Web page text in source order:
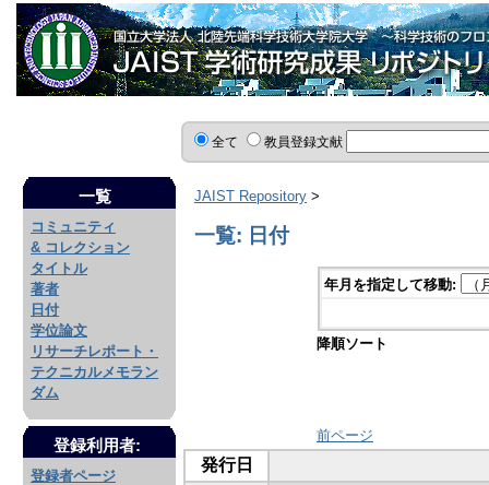
全て 教員登録文献
一覧
コミュニティ
& コレクション
タイトル
著者
日付
学位論文
リサーチレポート・
テクニカルメモラン
ダム
登録利用者:
登録者ページ
JAIST Repository >
一覧: 日付
年月を指定して移動:
降順ソート
前ページ
発行日